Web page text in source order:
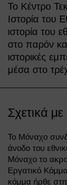
Το Κέντρο
Ιστορία του
ιστορία του
στο παρόν
ιστορικές
μέσα στο
Σχετικά
Το Μόναχο
άνοδο του
Μόναχο το
Εργατικό
κόμμα ήρθε